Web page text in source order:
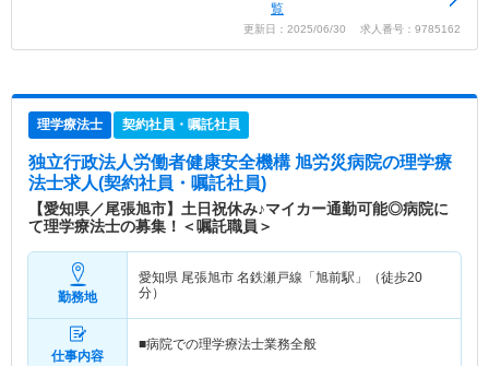
覧
更新日：2025/06/30 求人番号：9785162
理学療法士 契約社員・嘱託社員
独立行政法人労働者健康安全機構 旭労災病院の理学療
法士求人(契約社員・嘱託社員)
【愛知県／尾張旭市】土日祝休み♪マイカー通勤可能◎病院に
て理学療法士の募集！＜嘱託職員＞
勤務地
愛知県 尾張旭市 名鉄瀬戸線「旭前駅」（徒歩20
分）
仕事内容
■病院での理学療法士業務全般